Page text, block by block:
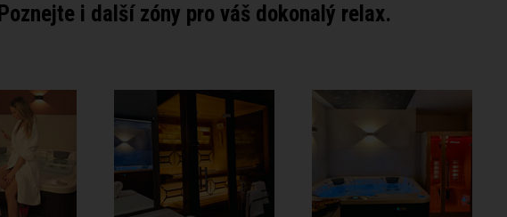
Poznejte i další zóny pro váš dokonalý relax.